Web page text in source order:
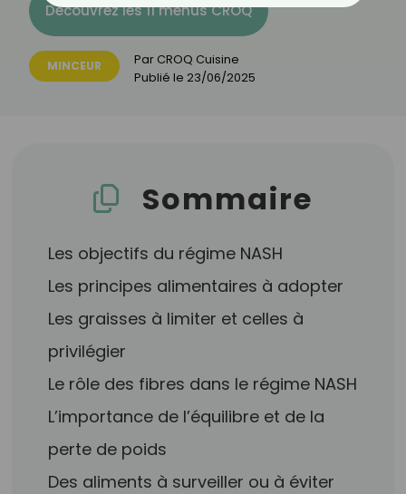
Découvrez les 11 menus CROQ
MINCEUR Par CROQ Cuisine
Publié le 23/06/2025
Sommaire
Les objectifs du régime NASH
Les principes alimentaires à adopter
Les graisses à limiter et celles à
privilégier
Le rôle des fibres dans le régime NASH
L’importance de l’équilibre et de la
perte de poids
Des aliments à surveiller ou à éviter